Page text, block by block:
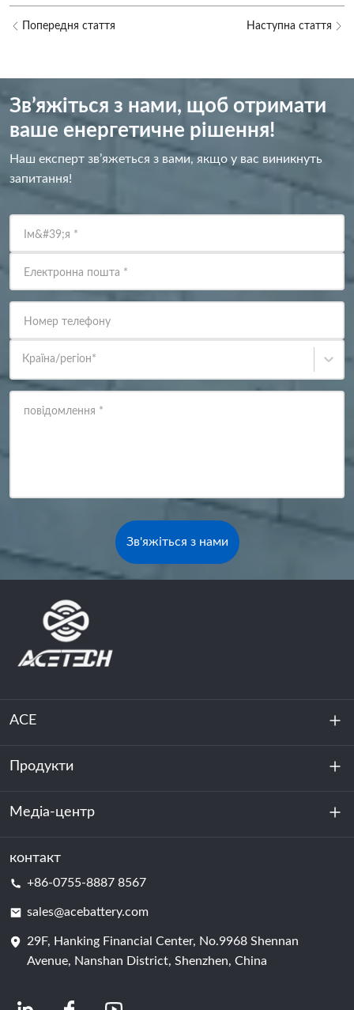
Попередня стаття Наступна стаття
Зв’яжіться з нами, щоб отримати
ваше енергетичне рішення!
Наш експерт зв’яжеться з вами, якщо у вас виникнуть
запитання!
Ім&#39;я *
Електронна пошта *
Номер телефону
Країна/регіон*
повідомлення *
Зв'яжіться з нами
ACE
Про нас
Стійкість
Продукти
Зберігання енергії
Центр обробки даних та серверна кімната
Елемент батареї
Медіа-центр
Новини
контакт
+86-0755-8887 8567
sales@acebattery.com
29F, Hanking Financial Center, No.9968 Shennan
Avenue, Nanshan District, Shenzhen, China